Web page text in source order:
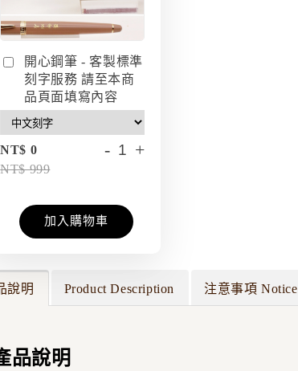
開心鋼筆 - 客製標準
刻字服務 請至本商
品頁面填寫內容
NT$ 0
NT$ 999
- +
加入購物車
說明 Product Description 注意事項 Notice
品說明